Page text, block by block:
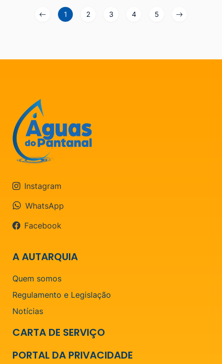
1 2 3 4 5
Instagram
Facebook
WhatsApp
A AUTARQUIA
Quem somos
Regulamento e Legislação
Notícias
CARTA DE SERVIÇO
PORTAL DA PRIVACIDADE